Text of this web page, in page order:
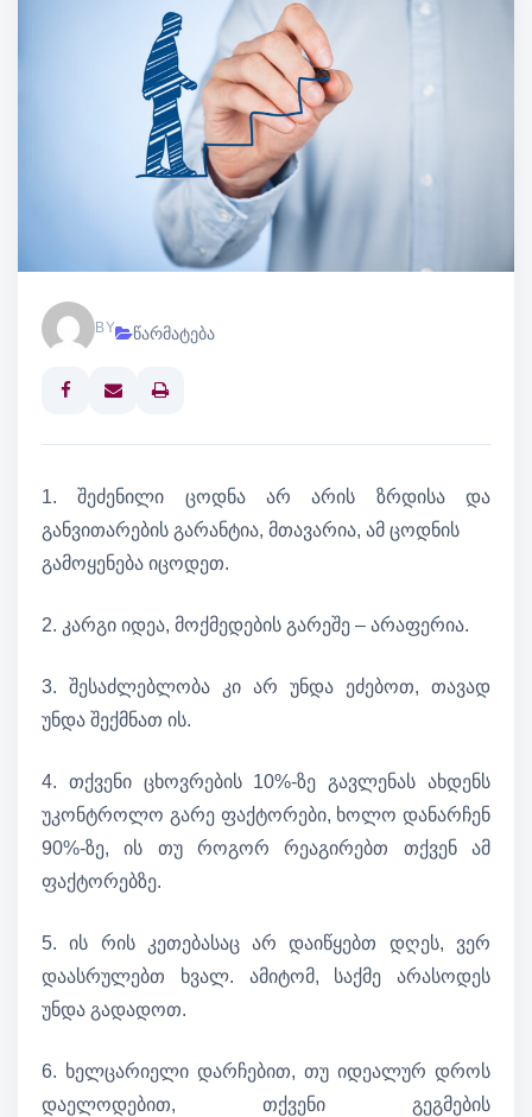
BY წარმატება
Print
1. შეძენილი ცოდნა არ არის ზრდისა და
განვითარების გარანტია, მთავარია, ამ ცოდნის
გამოყენება იცოდეთ.
2. კარგი იდეა, მოქმედების გარეშე – არაფერია.
3. შესაძლებლობა კი არ უნდა ეძებოთ, თავად
უნდა შექმნათ ის.
4. თქვენი ცხოვრების 10%-ზე გავლენას ახდენს
უკონტროლო გარე ფაქტორები, ხოლო დანარჩენ
90%-ზე, ის თუ როგორ რეაგირებთ თქვენ ამ
ფაქტორებზე.
5. ის რის კეთებასაც არ დაიწყებთ დღეს, ვერ
დაასრულებთ ხვალ. ამიტომ, საქმე არასოდეს
უნდა გადადოთ.
6. ხელცარიელი დარჩებით, თუ იდეალურ დროს
დაელოდებით, თქვენი გეგმების